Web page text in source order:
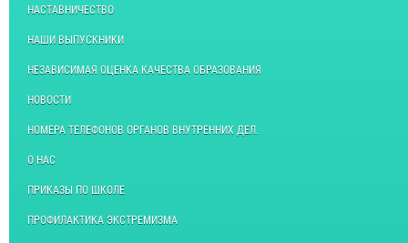
НАСТАВНИЧЕСТВО
НАШИ ВЫПУСКНИКИ
НЕЗАВИСИМАЯ ОЦЕНКА КАЧЕСТВА ОБРАЗОВАНИЯ
НОВОСТИ
НОМЕРА ТЕЛЕФОНОВ ОРГАНОВ ВНУТРЕННИХ ДЕЛ.
О НАС
ПРИКАЗЫ ПО ШКОЛЕ
ПРОФИЛАКТИКА ЭКСТРЕМИЗМА